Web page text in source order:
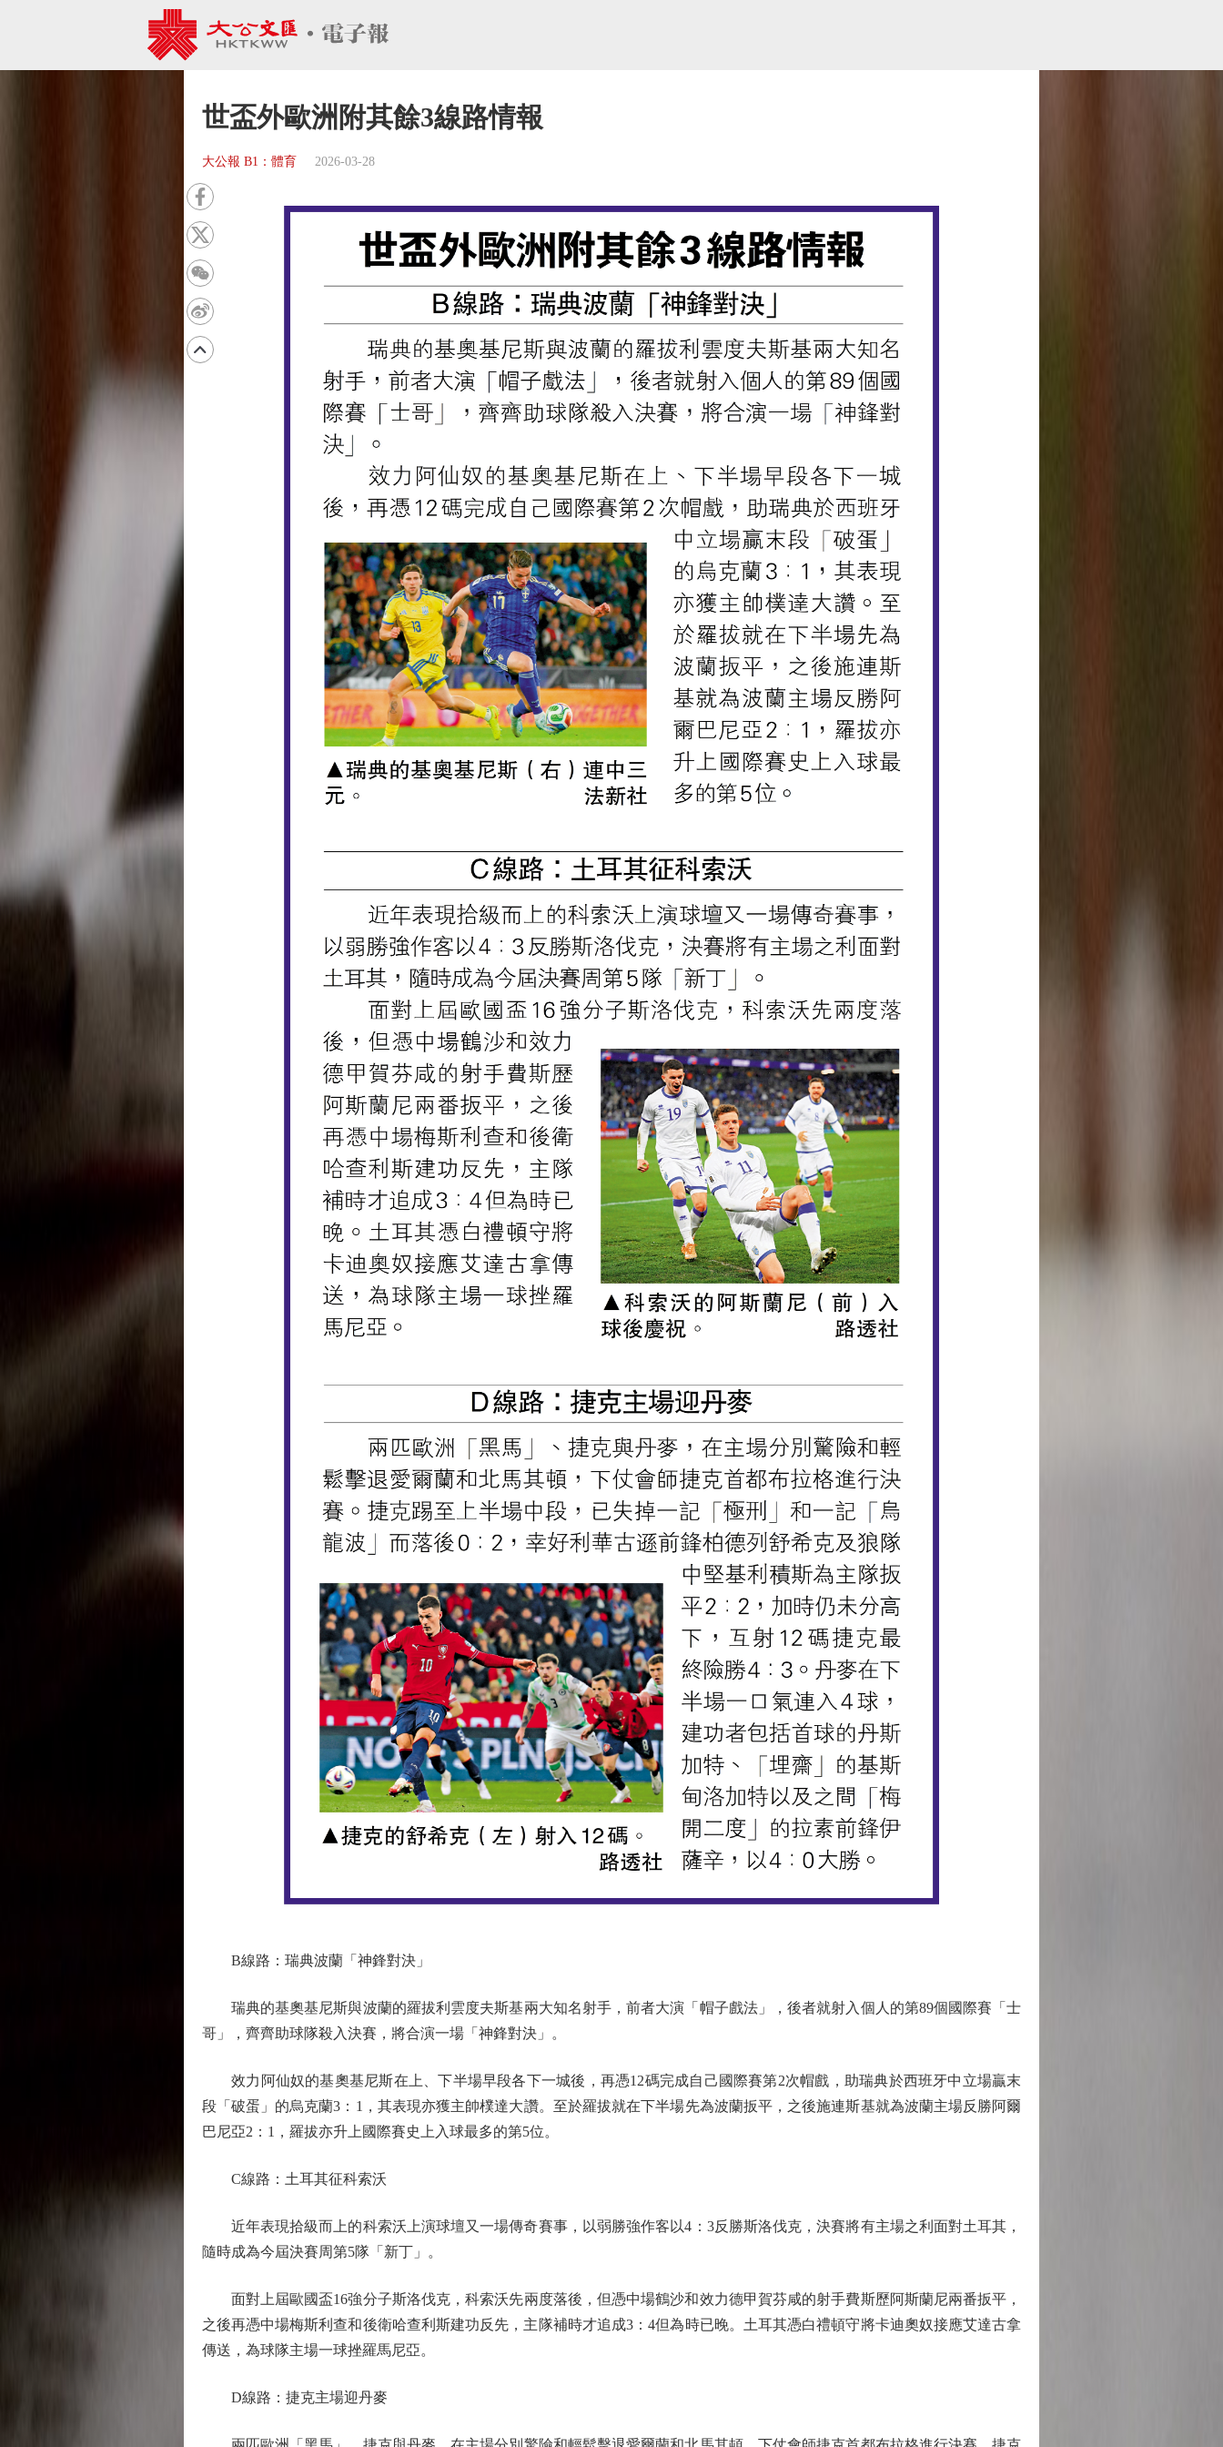
世盃外歐洲附其餘3線路情報
大公報 B1：體育 2026-03-28
B線路：瑞典波蘭「神鋒對決」
瑞典的基奧基尼斯與波蘭的羅拔利雲度夫斯基兩大知名射手，前者大演「帽子戲法」，後者就射入個人的第89個國際賽「士
哥」，齊齊助球隊殺入決賽，將合演一場「神鋒對決」。
效力阿仙奴的基奧基尼斯在上、下半場早段各下一城後，再憑12碼完成自己國際賽第2次帽戲，助瑞典於西班牙中立場贏末
段「破蛋」的烏克蘭3：1，其表現亦獲主帥樸達大讚。至於羅拔就在下半場先為波蘭扳平，之後施連斯基就為波蘭主場反勝阿爾
巴尼亞2：1，羅拔亦升上國際賽史上入球最多的第5位。
C線路：土耳其征科索沃
近年表現拾級而上的科索沃上演球壇又一場傳奇賽事，以弱勝強作客以4：3反勝斯洛伐克，決賽將有主場之利面對土耳其，
隨時成為今屆決賽周第5隊「新丁」。
面對上屆歐國盃16強分子斯洛伐克，科索沃先兩度落後，但憑中場鶴沙和效力德甲賀芬咸的射手費斯歷阿斯蘭尼兩番扳平，
之後再憑中場梅斯利查和後衛哈查利斯建功反先，主隊補時才追成3：4但為時已晚。土耳其憑白禮頓守將卡迪奧奴接應艾達古拿
傳送，為球隊主場一球挫羅馬尼亞。
D線路：捷克主場迎丹麥